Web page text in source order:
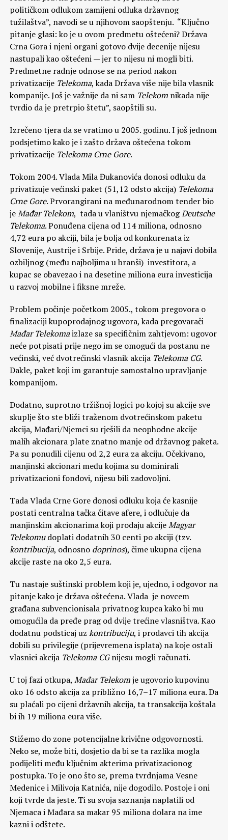
političkom odlukom zamijeni odluka državnog
tužilaštva”, navodi se u njihovom saopštenju. “Ključno
pitanje glasi: ko je u ovom predmetu oštećeni? Država
Crna Gora i njeni organi gotovo dvije decenije nijesu
nastupali kao oštećeni — jer to nijesu ni mogli biti.
Predmetne radnje odnose se na period nakon
privatizacije Telekoma, kada Država više nije bila vlasnik
kompanije. Još je važnije da ni sam Telekomnikada nije
tvrdio da je pretrpio štetu”, saopštili su.
Izrečeno tjera da se vratimo u 2005. godinu. I još jednom
podsjetimo kako je i zašto država oštećena tokom
privatizacije Telekoma Crne Gore.
Tokom 2004. Vlada Mila Đukanovića donosi odluku da
privatizuje većinski paket (51,12 odsto akcija) Telekoma
Crne Gore. Prvorangirani na međunarodnom tender bio
jeMađar Telekom, tada u vlaništvu njemačkogDeutsche
Telekoma. Ponuđena cijena od 114 miliona, odnosno
4,72 eura po akciji, bila je bolja od konkurenata iz
Slovenije, Austrije i Srbije. Pride, država je u najavi dobila
ozbiljnog (među najboljima u branši) investitora, a
kupac se obavezao i na desetine miliona eura investicija
u razvoj mobilne i fiksne mreže.
Problem počinje početkom 2005., tokom pregovora o
finalizaciji kupoprodajnog ugovora, kada pregovarači
Mađar Telekomaizlaze sa specifičnim zahtjevom: ugovor
neće potpisati prije nego im se omogući da postanu ne
većinski, već dvotrećinski vlasnik akcija Telekoma CG.
Dakle, paket koji im garantuje samostalno upravljanje
kompanijom.
Dodatno, suprotno tržišnoj logici po kojoj su akcije sve
skuplje što ste bliži traženom dvotrećinskom paketu
akcija, Mađari/Njemci su rješili da neophodne akcije
malih akcionara plate znatno manje od državnog paketa.
Pa su ponudili cijenu od 2,2 eura za akciju. Očekivano,
manjinski akcionari među kojima su dominirali
privatizacioni fondovi, nijesu bili zadovoljni.
Tada Vlada Crne Gore donosi odluku koja će kasnije
postati centralna tačka čitave afere, i odlučuje da
manjinskim akcionarima koji prodaju akcijeMagyar
Telekomudoplati dodatnih 30 centi po akciji (tzv.
kontribucija, odnosno doprinos), čime ukupna cijena
akcije raste na oko 2,5 eura.
Tu nastaje suštinski problem koji je, ujedno, i odgovor na
pitanje kako je država oštećena. Vlada je novcem
građana subvencionisala privatnog kupca kako bi mu
omogućila da pređe prag od dvije trećine vlasništva. Kao
dodatnu podsticaj uz kontribuciju, i prodavci tih akcija
dobili su privilegije (prijevremena isplata) na koje ostali
vlasnici akcija Telekoma CGnijesu mogli računati.
U toj fazi otkupa, Mađar Telekomje ugovorio kupovinu
oko 16 odsto akcija za približno 16,7–17 miliona eura. Da
su plaćali po cijeni državnih akcija, ta transakcija koštala
bi ih 19 miliona eura više.
Stižemo do zone potencijalne krivične odgovornosti.
Neko se, može biti, dosjetio da bi se ta razlika mogla
podijeliti među ključnim akterima privatizacionog
postupka. To je ono što se, prema tvrdnjama Vesne
Medenice i Milivoja Katnića, nije dogodilo. Postoje i oni
koji tvrde da jeste. Ti su svoja saznanja naplatili od
Njemaca i Mađara sa makar 95 miliona dolara na ime
kazni i odštete.